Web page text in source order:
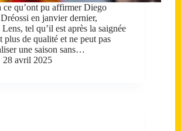
ce qu’ont pu affirmer Diego
en janvier dernier,
tel qu’il est après la saignée
plus de qualité et ne peut pas
une saison sans…
28 avril 2025